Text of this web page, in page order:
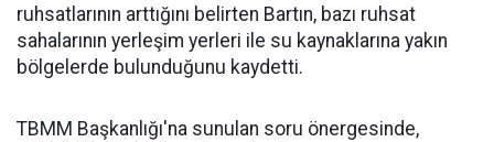
ruhsatlarının arttığını belirten Bartın, bazı ruhsat
sahalarının yerleşim yerleri ile su kaynaklarına yakın
bölgelerde bulunduğunu kaydetti.
TBMM Başkanlığı'na sunulan soru önergesinde,